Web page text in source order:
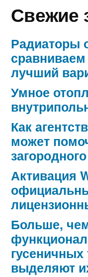
Свежие
Радиаторы
лучший
Умное
Как
может
Активация
Больше,
гусеничных
выделяют